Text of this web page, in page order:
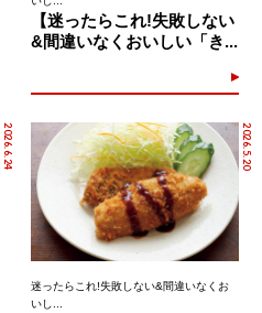
【迷ったらこれ!失敗しない
&間違いなくおいしい「き...
2026.6.24 2026.5.20
迷ったらこれ!失敗しない&間違いなくお
いし...